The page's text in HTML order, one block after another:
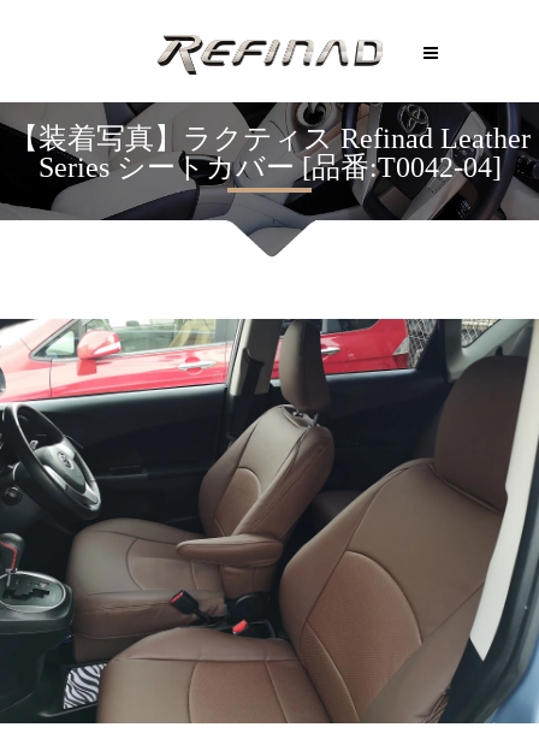
【装着写真】ラクティス Refinad Leather
Series シートカバー [品番:T0042-04]